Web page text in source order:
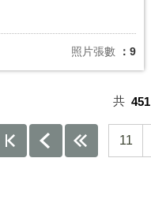
照片張數 ：9
共 451
11